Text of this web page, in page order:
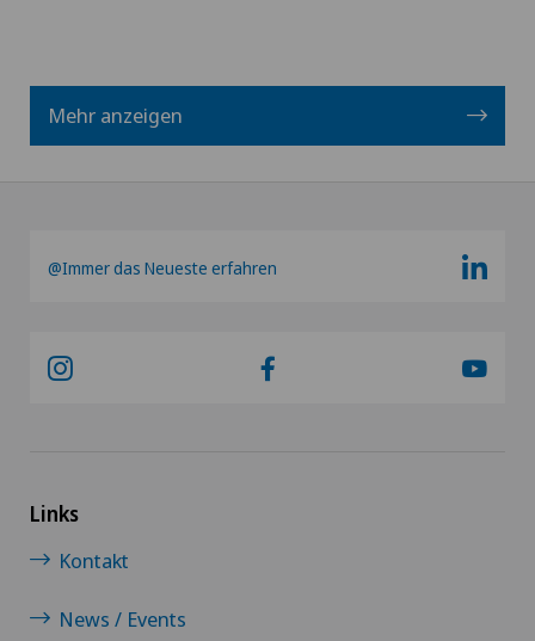
Mehr anzeigen
@Immer das Neueste erfahren
Links
Kontakt
News / Events